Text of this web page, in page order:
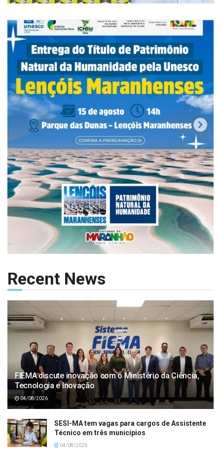
Recent News
FIEMA discute inovação com o Ministério da Ciência,
Tecnologia e Inovação
04/08/2026
SESI-MA tem vagas para cargos de Assistente
Técnico em três municípios
04/08/2026